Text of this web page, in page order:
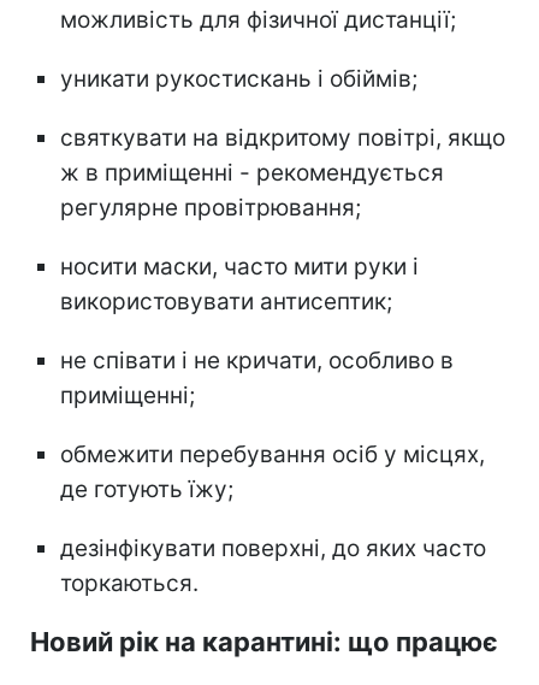
можливість для фізичної дистанції;
уникати рукостискань і обіймів;
святкувати на відкритому повітрі, якщо
ж в приміщенні - рекомендується
регулярне провітрювання;
носити маски, часто мити руки і
використовувати антисептик;
не співати і не кричати, особливо в
приміщенні;
обмежити перебування осіб у місцях,
де готують їжу;
дезінфікувати поверхні, до яких часто
торкаються.
Новий рік на карантині: що працює